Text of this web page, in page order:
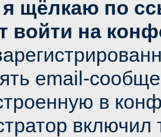
я щёлкаю по
войти на
email-
в